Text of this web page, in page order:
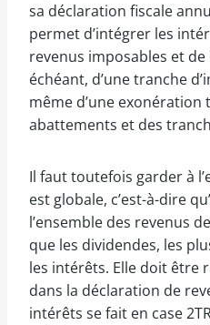
sa déclaration fiscale
permet d’intégrer les
revenus imposables et de
échéant, d’une tranche
même d’une exonération
abattements et des
Il faut toutefois garder à
est globale, c’est-à-dire
l’ensemble des revenus
que les dividendes, les
les intérêts. Elle doit être
dans la déclaration de
intérêts se fait en case